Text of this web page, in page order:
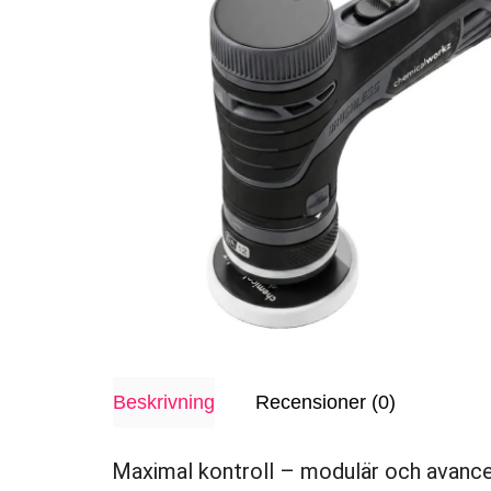
Beskrivning Recensioner (0)
Maximal kontroll – modulär och